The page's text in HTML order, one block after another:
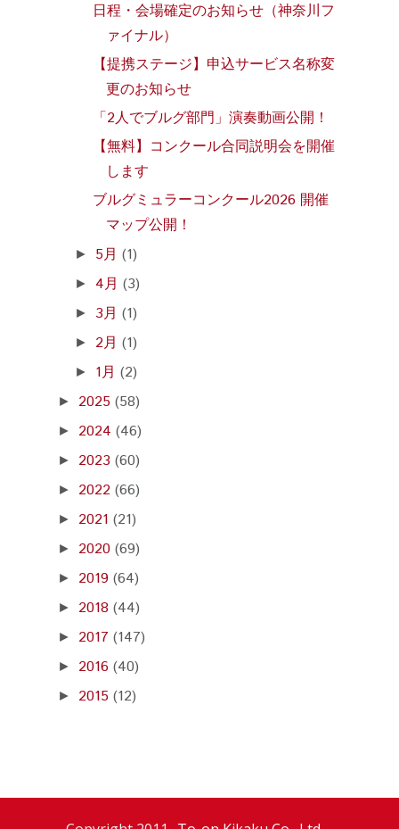
日程・会場確定のお知らせ（神奈川フ
ァイナル）
【提携ステージ】申込サービス名称変
更のお知らせ
「2人でブルグ部門」演奏動画公開！
【無料】コンクール合同説明会を開催
します
ブルグミュラーコンクール2026 開催
マップ公開！
► 5月(1)
► 4月(3)
► 3月(1)
► 2月(1)
► 1月(2)
► 2025 (58)
► 2024 (46)
► 2023 (60)
► 2022 (66)
► 2021 (21)
► 2020 (69)
► 2019 (64)
► 2018 (44)
► 2017 (147)
► 2016 (40)
► 2015 (12)